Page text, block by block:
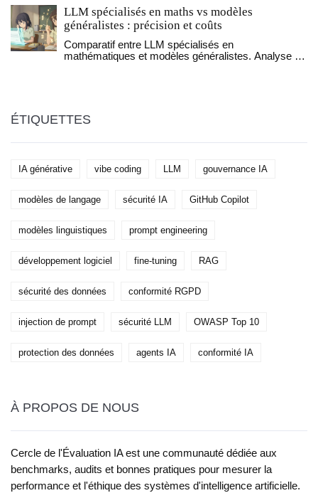
ce qui a révolutionné la traduction, le résumé et les
conversations en IA.
LLM spécialisés en maths vs modèles
généralistes : précision et coûts
Comparatif entre LLM spécialisés en
mathématiques et modèles généralistes. Analyse de
ÉTIQUETTES
IA générative vibe coding LLM gouvernance IA
modèles de langage sécurité IA GitHub Copilot
modèles linguistiques prompt engineering
développement logiciel fine-tuning RAG
sécurité des données conformité RGPD
injection de prompt sécurité LLM OWASP Top 10
protection des données agents IA conformité IA
À PROPOS DE NOUS
Cercle de l'Évaluation IA est une communauté dédiée aux
benchmarks, audits et bonnes pratiques pour mesurer la
performance et l'éthique des systèmes d'intelligence artificielle.